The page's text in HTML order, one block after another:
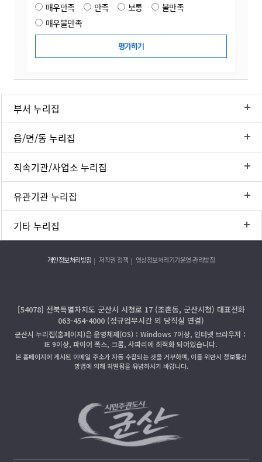
매우만족 만족 보통
불만족
매우불만족
부서 누리집
읍/면/동 누리집
직속기관/사업소 누리집
유관기관 누리집
기타 누리집
개인정보처리방침 저작권 정책 영상정보처리기기운영·관리방침
[54078] 전북특별자치도 군산시 시청로 17 (조촌동, 군산시청) 대표전화
063-454-4000 (정규업무시간 외 당직실 연결)
군산시 누리집(홈페이지)은 운영체제(OS)：Windows 7이상, 인터넷 브라우저：
IE 9이상, 파이어 폭스, 크롬, 사파리에 최적화 되어있습니다.
본 홈페이지에 게시된 이메일 주소가 자동 수집되는 것을 거부하며, 이를 위반시 정보통신
망법에 의해 처벌됨을 유념하시기 바랍니다.